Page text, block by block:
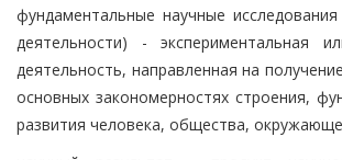
фундаментальные научные
деятельности) - экспериментальная
деятельность, направленная на
основных закономерностях строения,
развития человека, общества,